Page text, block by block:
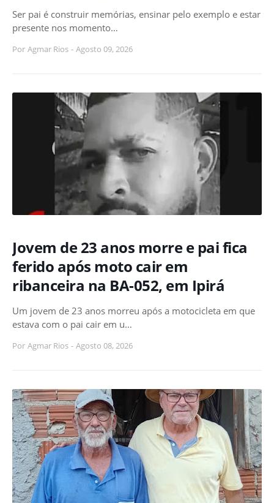
Ser pai é construir memórias, ensinar pelo exemplo e estar
presente nos momento…
Por Agmar Rios - Agosto 09, 2026
Jovem de 23 anos morre e pai fica
ferido após moto cair em
ribanceira na BA-052, em Ipirá
Um jovem de 23 anos morreu após a motocicleta em que
estava com o pai cair em u…
Por Agmar Rios - Agosto 08, 2026